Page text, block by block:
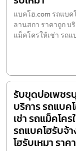
แบคโฮ.com รถแบค
ลานสกา ราคาถูก บ
แม็คโครให้เช่า รถแ
รับขุดบ่อเพชร
บริการ รถแบค
เช่า รถแม็คโคร
รถแบคโฮรับจ้
โฮรับเหมา ราค